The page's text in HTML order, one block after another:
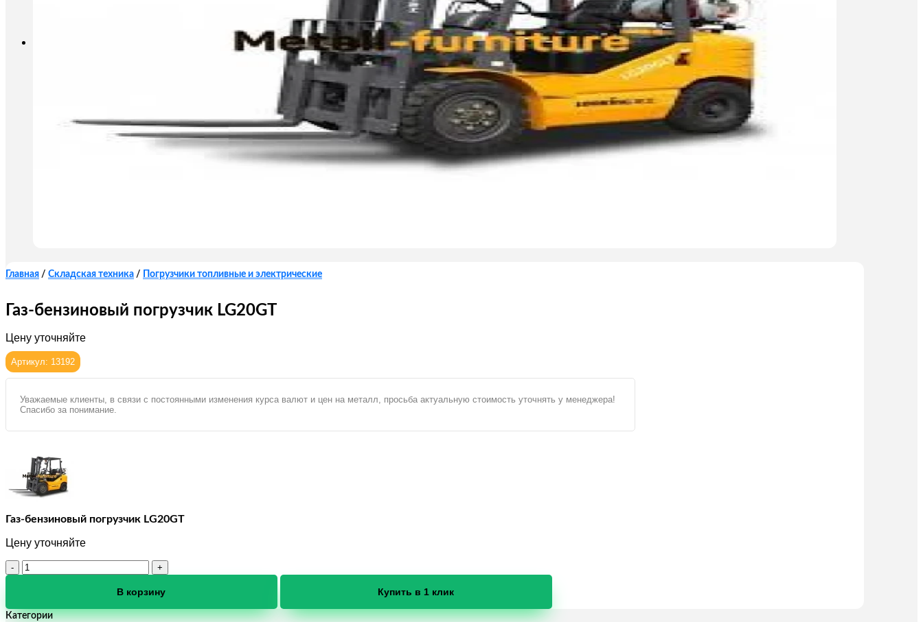
Главная / Складская техника / Погрузчики топливные и электрические
Газ-бензиновый погрузчик LG20GT
Цену уточняйте
Артикул: 13192
Уважаемые клиенты, в связи с постоянными изменения курса валют и цен на металл, просьба актуальную стоимость уточнять у менеджера!
Спасибо за понимание.
Газ-бензиновый погрузчик LG20GT
Цену уточняйте
Количество
товара
погрузчик
В корзину Купить в 1 клик
Категории